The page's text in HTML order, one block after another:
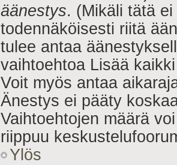
äänestys. (Mikäli tätä
todennäköisesti riitä
tulee antaa
vaihtoehtoa Lisää
Voit myös antaa
Änestys ei pääty
Vaihtoehtojen määrä
riippuu
Ylös